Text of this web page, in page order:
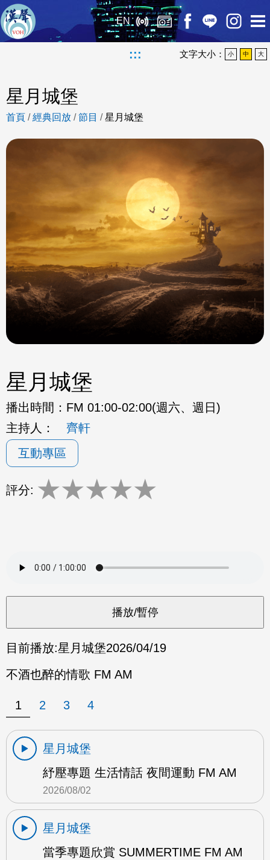
EN
::: 文字大小： 小 中 大
星月城堡
首頁 /經典回放 /節目 /星月城堡
星月城堡
播出時間： FM 01:00-02:00(週六、週日)
主持人：
齊軒
互動專區
評分: ★★★★★
目前播放:星月城堡2026/04/19
不酒也醉的情歌 FM AM
1 2 3 4
星月城堡
紓壓專題 生活情話 夜間運動 FM AM
2026/08/02
星月城堡
當季專題欣賞 SUMMERTIME FM AM